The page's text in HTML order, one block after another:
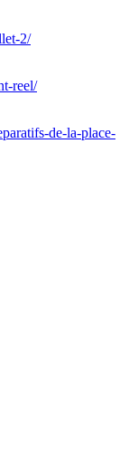
2/
reel/
de-la-place-